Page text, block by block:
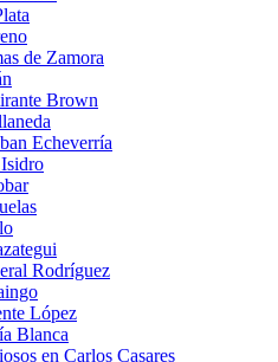
de Zamora
Brown
Echeverría
Rodríguez
López
Blanca
en Carlos Casares